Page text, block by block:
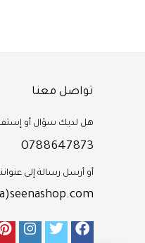
تواصل معنا
هل لديك سؤال أو
0788647873
أو أرسل رسالة إلى